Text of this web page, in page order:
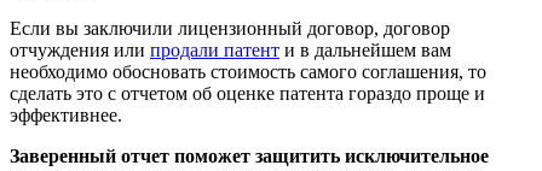
Если вы заключили лицензионный договор, договор
отчуждения или продали патент и в дальнейшем вам
необходимо обосновать стоимость самого соглашения, то
сделать это с отчетом об оценке патента гораздо проще и
эффективнее.
Заверенный отчет поможет защитить исключительное